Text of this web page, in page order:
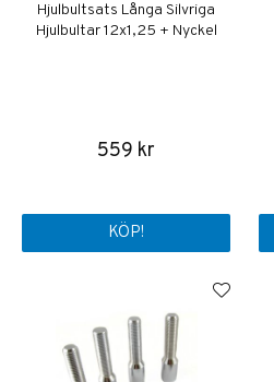
Hjulbultsats Långa Silvriga
Hjulbultar 12x1,25 + Nyckel
559 kr
KÖP!